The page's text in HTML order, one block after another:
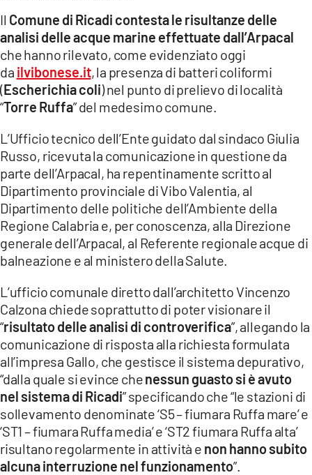
LACPLAY.IT
LACTV.IT
LACONAIR.IT
ILREGGINO.IT
COSENZACHANNEL.IT
ILVIBONESE.IT
CATANZAROCHANNEL.IT
LACAPITALENEWS.IT
App
ANDROID
APPLE
Il Comune di Ricadi contesta le risultanze delle
analisi delle acque marine effettuate dall’Arpacal
che hanno rilevato, come evidenziato oggi
da ilvibonese.it, la presenza di batteri coliformi
(Escherichia coli) nel punto di prelievo di località
“Torre Ruffa” del medesimo comune.
L’Ufficio tecnico dell’Ente guidato dal sindaco Giulia
Russo, ricevuta la comunicazione in questione da
parte dell’Arpacal, ha repentinamente scritto al
Dipartimento provinciale di Vibo Valentia, al
Dipartimento delle politiche dell’Ambiente della
Regione Calabria e, per conoscenza, alla Direzione
generale dell’Arpacal, al Referente regionale acque di
balneazione e al ministero della Salute.
L’ufficio comunale diretto dall’architetto Vincenzo
Calzona chiede soprattutto di poter visionare il
“risultato delle analisi di controverifica”, allegando la
comunicazione di risposta alla richiesta formulata
all’impresa Gallo, che gestisce il sistema depurativo,
“dalla quale si evince chenessun guasto si è avuto
nel sistema di Ricadi” specificando che “le stazioni di
sollevamento denominate ‘S5 – fiumara Ruffa mare’ e
‘ST1 – fiumara Ruffa media’ e ‘ST2 fiumara Ruffa alta’
risultano regolarmente in attività e non hanno subito
alcuna interruzione nel funzionamento”.